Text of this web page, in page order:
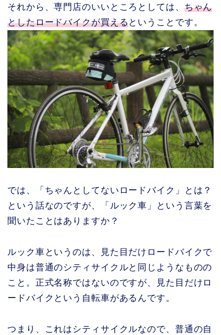
それから、専門店のいいところとしては、 ちゃん
としたロードバイクが買えるということです。
では、「ちゃんとしてないロードバイク」とは？
という話なのですが、「ルック車」という言葉を
聞いたことはありますか？
ルック車というのは、見た目だけロードバイクで
中身は普通のシティサイクルと同じようなものの
こと。正式名称ではないのですが、見た目だけロ
ードバイクという自転車があるんです。
つまり、これはシティサイクルなので、普通の自